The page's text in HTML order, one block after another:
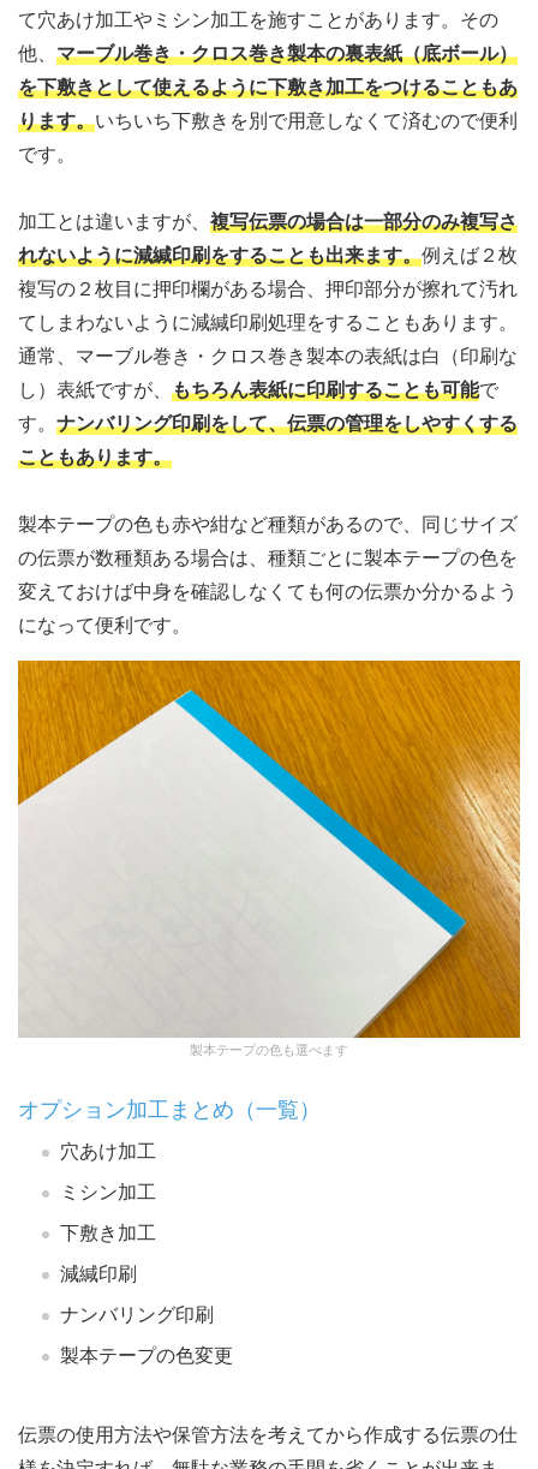
て穴あけ加工やミシン加工を施すことがあります。その
他、 マーブル巻き・クロス巻き製本の裏表紙（底ボール）
を下敷きとして使えるように下敷き加工をつけることもあ
ります。いちいち下敷きを別で用意しなくて済むので便利
です。
加工とは違いますが、 複写伝票の場合は一部分のみ複写さ
れないように減緘印刷をすることも出来ます。例えば２枚
複写の２枚目に押印欄がある場合、押印部分が擦れて汚れ
てしまわないように減緘印刷処理をすることもあります。
通常、マーブル巻き・クロス巻き製本の表紙は白（印刷な
し）表紙ですが、 もちろん表紙に印刷することも可能で
す。 ナンバリング印刷をして、伝票の管理をしやすくする
こともあります。
製本テープの色も赤や紺など種類があるので、同じサイズ
の伝票が数種類ある場合は、種類ごとに製本テープの色を
変えておけば中身を確認しなくても何の伝票か分かるよう
になって便利です。
製本テープの色も選べます
オプション加工まとめ（一覧）
穴あけ加工
ミシン加工
下敷き加工
減緘印刷
ナンバリング印刷
製本テープの色変更
伝票の使用方法や保管方法を考えてから作成する伝票の仕